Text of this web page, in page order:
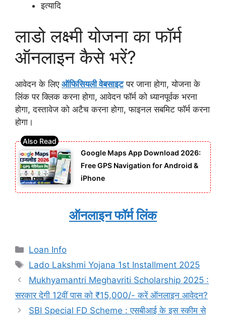
इत्यादि
लाडो लक्ष्मी योजना का फॉर्म
ऑनलाइन कैसे भरें?
आवेदन के लिए ऑफिसियली वेबसाइटपर जाना होगा, योजना के
लिंक पर क्लिक करना होगा, आवेदन फॉर्म को ध्यानपूर्वक भरना
होगा, दस्तावेज को अटैच करना होगा, फाइनल सबमिट फॉर्म करना
होगा।
Google Maps App Download 2026:
Free GPS Navigation for Android &
iPhone
ऑनलाइन फॉर्म लिंक
Categories
Loan Info
Tags
Lado Lakshmi Yojana 1st Installment 2025
Mukhyamantri Meghavriti Scholarship 2025 :
सरकार देगी 12वीं पास को ₹15,000/- करें ऑनलाइन आवेदन?
SBI Special FD Scheme : एसबीआई के इस स्कीम से